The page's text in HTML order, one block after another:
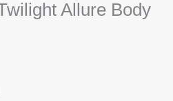
Allure Body